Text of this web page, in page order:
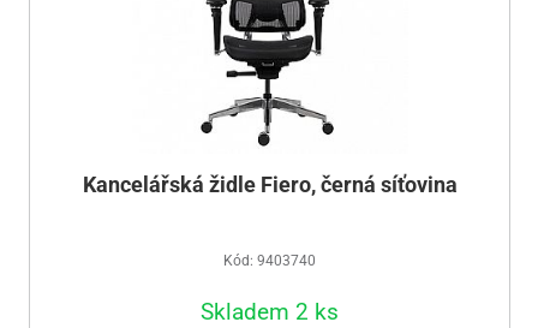
Kancelářská židle Fiero, černá síťovina
Kód: 9403740
Skladem 2 ks